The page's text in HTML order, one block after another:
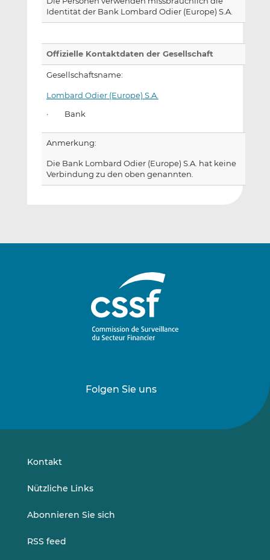
Identität der Bank Lombard Odier (Europe) S.A.
Offizielle Kontaktdaten der Gesellschaft
Gesellschaftsname:
Lombard Odier (Europe) S.A.
· Bank
Anmerkung:
Die Bank Lombard Odier (Europe) S.A. hat keine
Verbindung zu den oben genannten.
Folgen Sie uns
uns
uns
Kontakt
Nützliche Links
Abonnieren Sie sich
RSS feed